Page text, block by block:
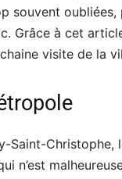
souvent
Grâce à cet
visite de la
Christophe,
n’est